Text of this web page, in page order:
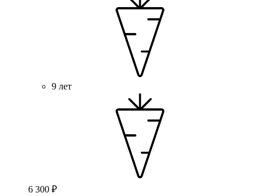
9 лет
6 300 ₽